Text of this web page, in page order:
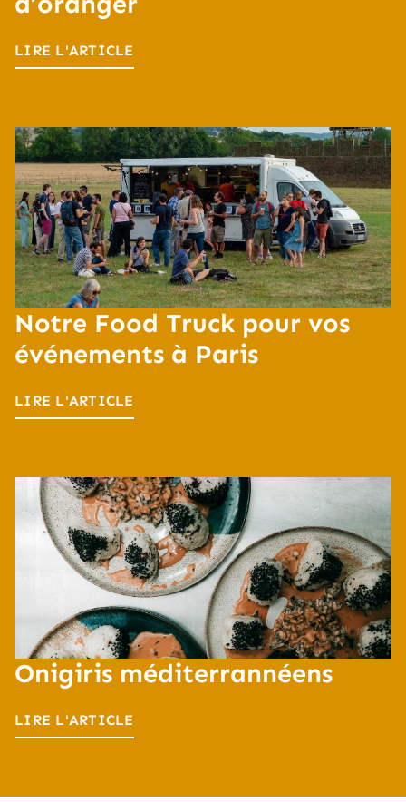
LIRE L'ARTICLE
Notre Food Truck pour vos
événements à Paris
LIRE L'ARTICLE
Onigiris méditerrannéens
LIRE L'ARTICLE